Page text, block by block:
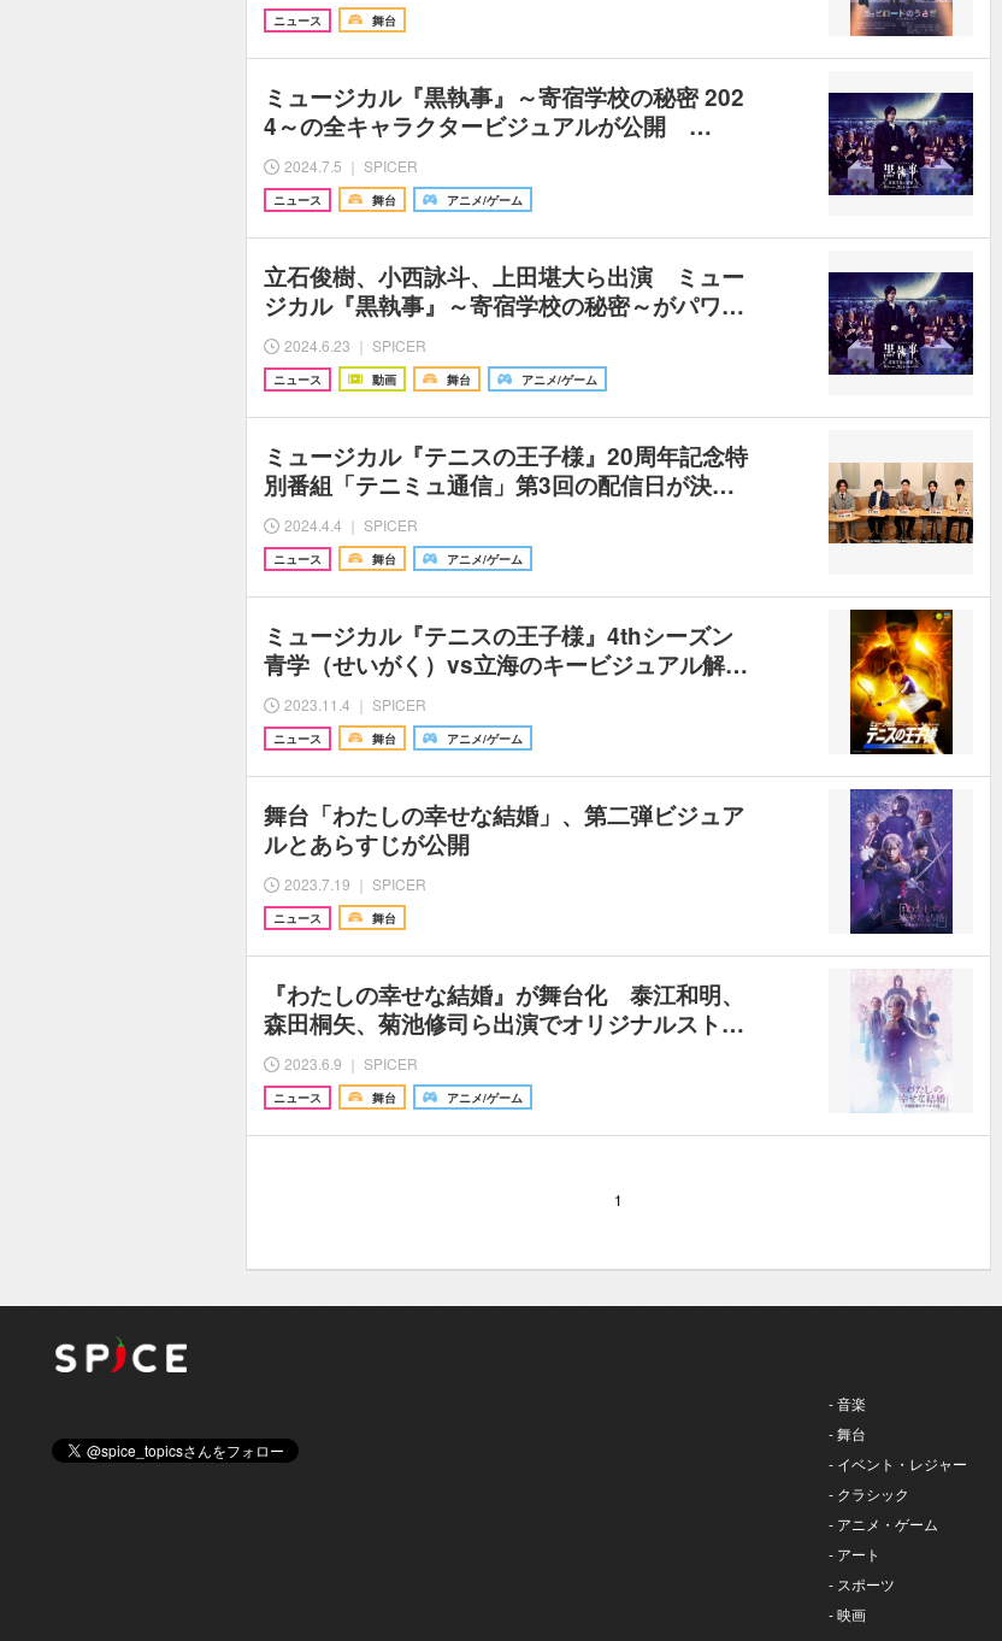
ニュース 舞台
ミュージカル『黒執事』～寄宿学校の秘密 202
4～の全キャラクタービジュアルが公開 …
2024.7.5 ｜ SPICER
ニュース 舞台 アニメ/ゲーム
立石俊樹、小西詠斗、上田堪大ら出演 ミュー
ジカル『黒執事』～寄宿学校の秘密～がパワ…
2024.6.23 ｜ SPICER
ニュース 動画 舞台 アニメ/ゲーム
ミュージカル『テニスの王子様』20周年記念特
別番組「テニミュ通信」第3回の配信日が決…
2024.4.4 ｜ SPICER
ニュース 舞台 アニメ/ゲーム
ミュージカル『テニスの王子様』4thシーズン
青学（せいがく）vs立海のキービジュアル解…
2023.11.4 ｜ SPICER
ニュース 舞台 アニメ/ゲーム
舞台「わたしの幸せな結婚」、第二弾ビジュア
ルとあらすじが公開
2023.7.19 ｜ SPICER
ニュース 舞台
『わたしの幸せな結婚』が舞台化 泰江和明、
森田桐矢、菊池修司ら出演でオリジナルスト…
2023.6.9 ｜ SPICER
ニュース 舞台 アニメ/ゲーム
1
- 音楽
- 舞台
- イベント・レジャー
- クラシック
- アニメ・ゲーム
- アート
- スポーツ
- 映画